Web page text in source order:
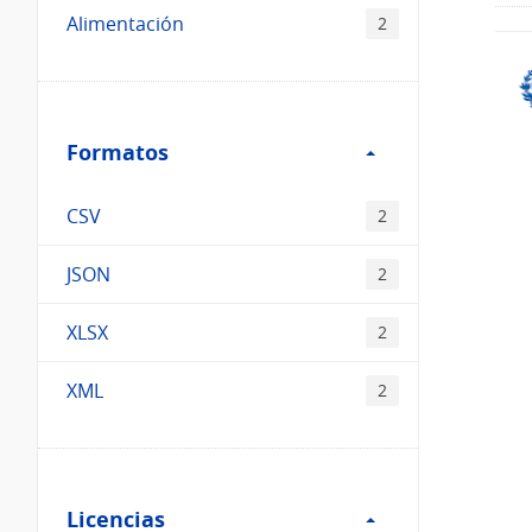
Alimentación 2
Formatos
Formatos
CSV 2
JSON 2
XLSX 2
XML 2
Licencias
Licencias